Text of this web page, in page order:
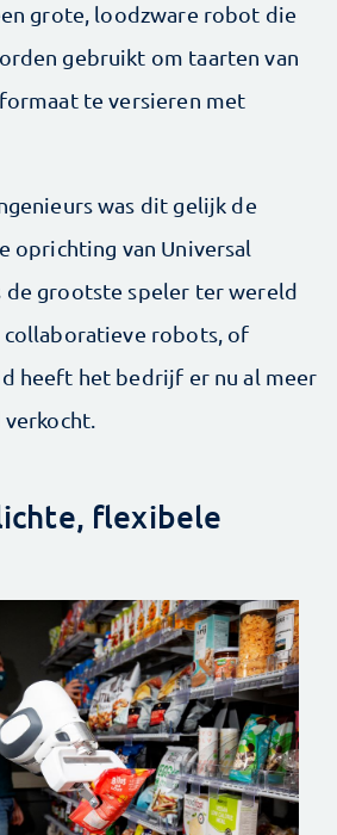
grote, loodzware robot die
gebruikt om taarten van
te versieren met
was dit gelijk de
oprichting van Universal
de grootste speler ter wereld
collaboratieve robots, of
heeft het bedrijf er nu al meer
flexibele